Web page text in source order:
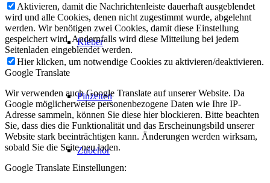
Kleber
Pinzetten
Zubehör
Aktivieren, damit die Nachrichtenleiste dauerhaft ausgeblendet
wird und alle Cookies, denen nicht zugestimmt wurde, abgelehnt
werden. Wir benötigen zwei Cookies, damit diese Einstellung
gespeichert wird. Andernfalls wird diese Mitteilung bei jedem
Seitenladen eingeblendet werden.
Hier klicken, um notwendige Cookies zu aktivieren/deaktivieren.
Google Translate
Wir verwenden auch Google Translate auf unserer Website. Da
Google möglicherweise personenbezogene Daten wie Ihre IP-
Adresse sammeln, können Sie diese hier blockieren. Bitte beachten
Sie, dass dies die Funktionalität und das Erscheinungsbild unserer
Website stark beeinträchtigen kann. Änderungen werden wirksam,
sobald Sie die Seite neu laden.
Google Translate Einstellungen: